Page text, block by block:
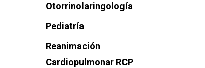
Otorrinolaringología
Pediatría
Reanimación
Cardiopulmonar RCP